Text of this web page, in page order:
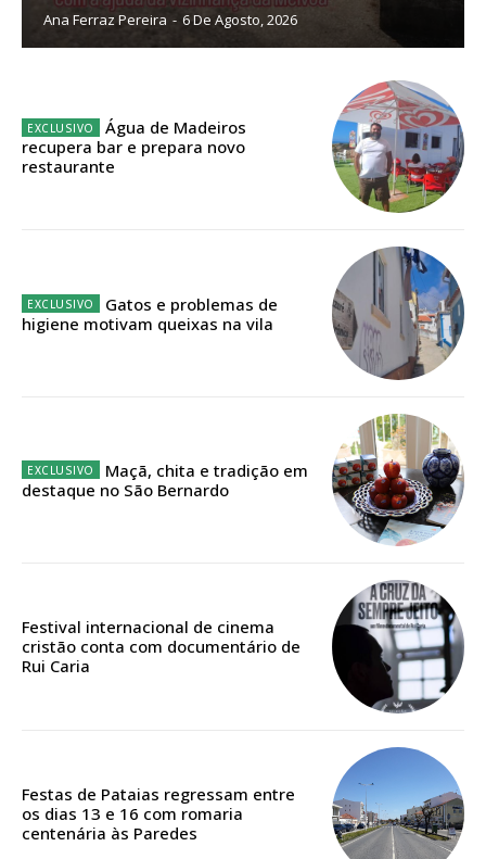
Sendo assinante terá acesso a todos os conteúdos exclusivos e versões
12 meses
Edição em papel entregue à Quinta-feira em sua
Acesso ao conteúdo online
Acesso aos conteúdos Exclusivos para
16€
Ana Ferraz Pereira - 6 De Agosto, 2026
Água de Madeiros
recupera bar e prepara novo
restaurante
Gatos e problemas de
higiene motivam queixas na vila
Maçã, chita e tradição em
destaque no São Bernardo
Festival internacional de cinema
cristão conta com documentário de
Rui Caria
Festas de Pataias regressam entre
os dias 13 e 16 com romaria
centenária às Paredes